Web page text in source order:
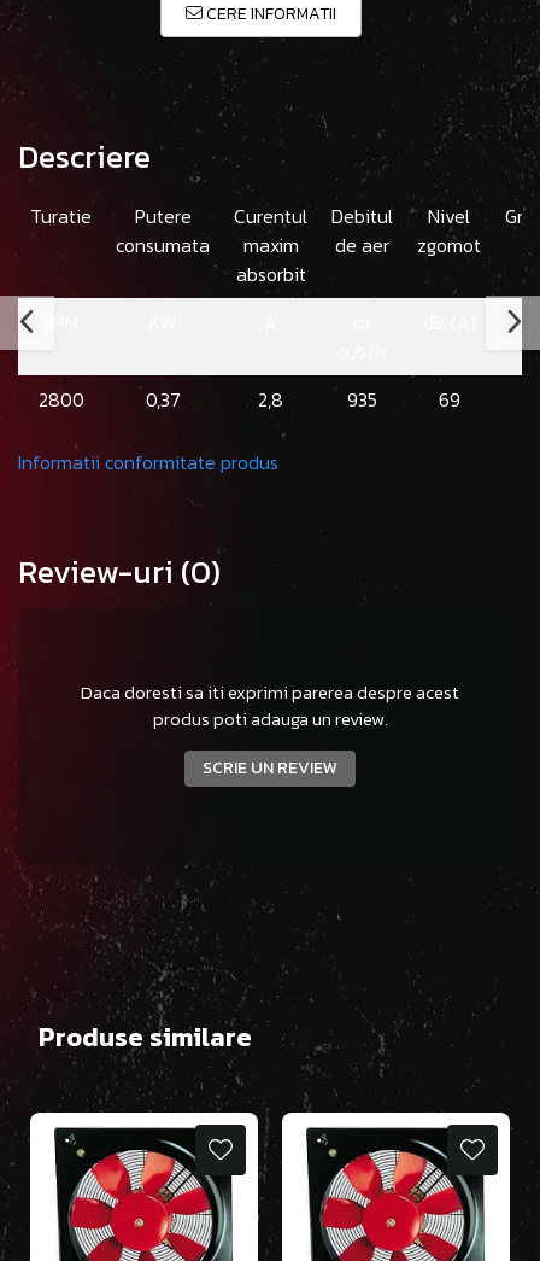
CERE INFORMATII
Descriere
Turatie
Putere
consumata
Curentul
maxim
absorbit
Debitul
de aer
Nivel
zgomot
2800 0,37 2,8 935 69
Informatii conformitate produs
Review-uri (0)
Daca doresti sa iti exprimi parerea despre acest
produs poti adauga un review.
SCRIE UN REVIEW
Produse similare